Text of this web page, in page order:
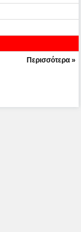
Περισσότερα »